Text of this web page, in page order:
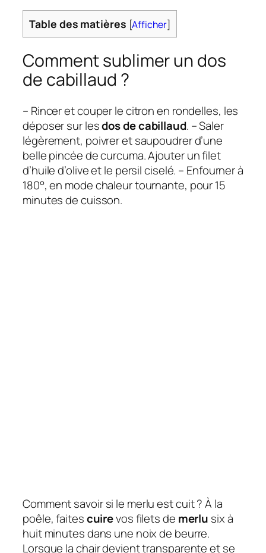
Table des matières [Afficher]
Comment sublimer un dos
de cabillaud ?
– Rincer et couper le citron en rondelles, les
déposer sur lesdos de cabillaud. – Saler
légèrement, poivrer et saupoudrer d’une
belle pincée de curcuma. Ajouter un filet
d’huile d’olive et le persil ciselé. – Enfourner à
180°, en mode chaleur tournante, pour 15
minutes de cuisson.
Comment savoir si le merlu est cuit ? À la
poêle, faitescuirevos filets de merlu six à
huit minutes dans une noix de beurre.
Lorsque la chair devient transparente et se